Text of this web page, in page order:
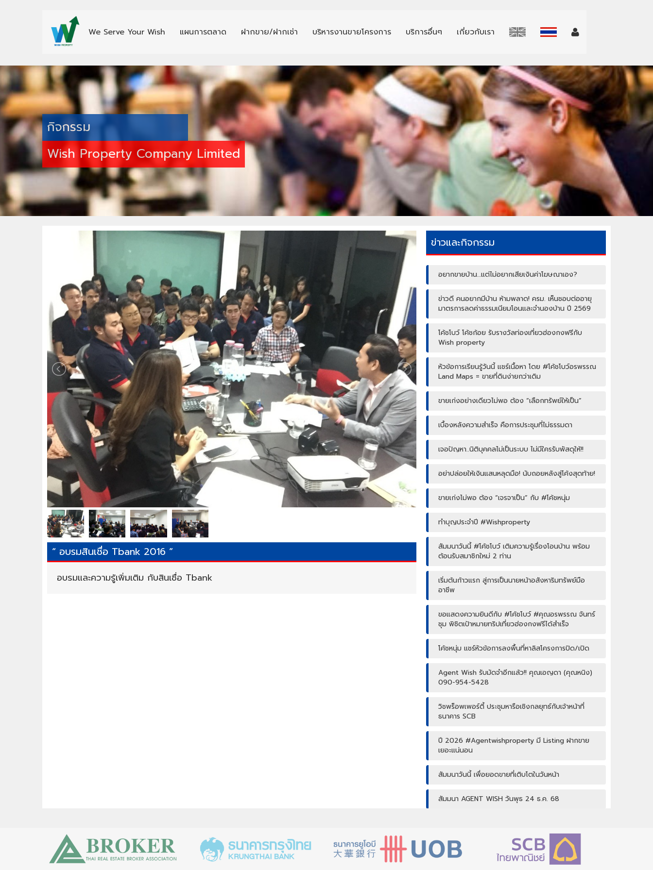
We Serve Your Wish แผนการตลาด ฝากขาย/ฝากเช่า บริหารงานขายโครงการ บริการอื่นๆ เกี่ยวกับเรา
กิจกรรม
Wish Property Company Limited
“ อบรมสินเชื่อ Tbank 2016 ”
อบรมและความรู้เพิ่มเติม กับสินเชื่อ Tbank
ข่าวและกิจกรรม
อยากขายบ้าน…แต่ไม่อยากเสียเงินค่าโฆษณาเอง?
ข่าวดี คนอยากมีบ้าน ห้ามพลาด! ครม. เห็นชอบต่ออายุ
มาตรการลดค่าธรรมเนียมโอนและจำนองบ้าน ปี 2569
โค้ชโบว์ โค้ชก้อย รับรางวัลท่องเที่ยวฮ่องกงฟรีกับ
Wish property
หัวข้อการเรียนรู้วันนี้ แชร์เนื้อหา โดย #โค้ชโบว์อรพรรณ
Land Maps = ขายที่ดินง่ายกว่าเดิม
ขายเก่งอย่างเดียวไม่พอ ต้อง “เลือกทรัพย์ให้เป็น”
เบื้องหลังความสำเร็จ คือการประชุมที่ไม่ธรรมดา
เจอปัญหา..นิติบุคคลไม่เป็นระบบ ไม่มีใครรับพัสดุให้!!
อย่าปล่อยให้เงินแสนหลุดมือ! นับถอยหลังสู่โค้งสุดท้าย!
ขายเก่งไม่พอ ต้อง “เจรจาเป็น” กับ #โค้ชหนุ่ม
ทำบุญประจำปี #Wishproperty
สัมมนาวันนี้ #โค้ชโบว์ เติมความรู้เรื่องโอนบ้าน พร้อม
ต้อนรับสมาชิกใหม่ 2 ท่าน
เริ่มต้นก้าวแรก สู่การเป็นนายหน้าอสังหาริมทรัพย์มือ
อาชีพ
ขอแสดงความยินดีกับ #โค้ชโบว์ #คุณอรพรรณ จันทร์
ชุม พิชิตเป้าหมายทริปเที่ยวฮ่องกงฟรีได้สำเร็จ
โค้ชหนุ่ม แชร์หัวข้อการลงพื้นที่หาลิสโครงการปิด/เปิด
Agent Wish รับมัดจำอีกแล้ว!! คุณเอญดา (คุณหนิง)
090-954-5428
วิชพร็อพเพอร์ตี้ ประชุมหารือเชิงกลยุทธ์กับเจ้าหน้าที่
ธนาคาร SCB
ปี 2026 #Agentwishproperty มี Listing ฝากขาย
เยอะแน่นอน
สัมมนาวันนี้ เพื่อยอดขายที่เติบโตในวันหน้า
สัมมนา AGENT WISH วันพุธ 24 ธ.ค. 68
เปิดบ้านให้ปัง ไม่ใช่แค่เปิดไฟ แชร์เทคนิคจริง เพิ่มโอกาส
ขายจริง